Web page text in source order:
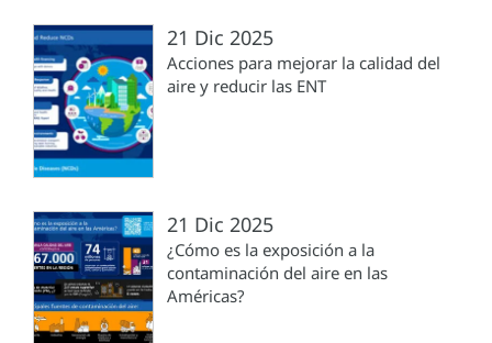
21 Dic 2025
Acciones para mejorar la calidad del
aire y reducir las ENT
21 Dic 2025
¿Cómo es la exposición a la
contaminación del aire en las
Américas?